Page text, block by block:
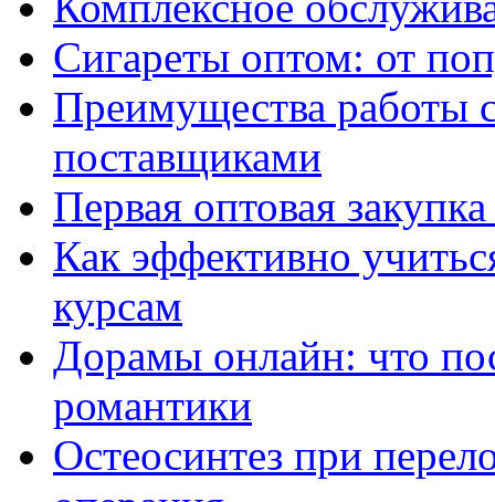
Сигареты оптом: от
Преимущества работы
поставщиками
Первая оптовая
Как эффективно
курсам
Дорамы онлайн: что
романтики
Остеосинтез при